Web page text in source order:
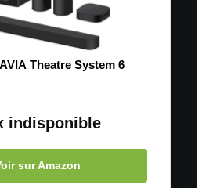
Theatre System 6
indisponible
sur Amazon